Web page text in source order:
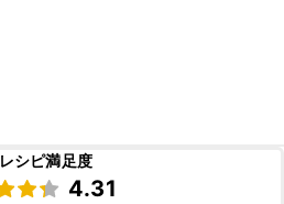
レシピ満足度
4.31